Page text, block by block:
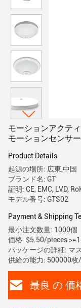
モーションアクテ
モーションセンサ
Product Details
起源の場所: 広東,中国
ブランド名: GT
証明: CE, EMC, LVD,
モデル番号: GTS02
Payment & Shipping
最小注文数量: 1000個
価格: $5.50/pieces
パッケージの詳細: マ
供給の能力: 500000枚
最良 の 価